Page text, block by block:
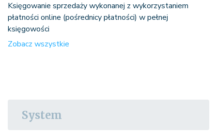
Księgowanie sprzedaży wykonanej z wykorzystaniem
płatności online (pośrednicy płatności) w pełnej
księgowości
Zobacz wszystkie
System